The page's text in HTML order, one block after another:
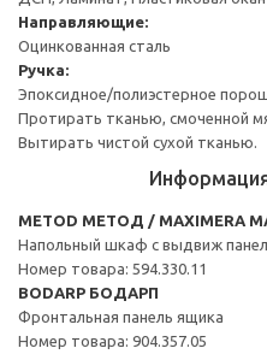
Направляющие:
Оцинкованная сталь
Ручка:
Эпоксидное/полиэстерное
Протирать тканью, смоченной
Вытирать чистой сухой тканью.
METOD МЕТОД / MAXIMERA
Напольный шкаф с выдвиж
Номер товара: 594.330.11
BODARP БОДАРП
Фронтальная панель ящика
Номер товара: 904.357.05